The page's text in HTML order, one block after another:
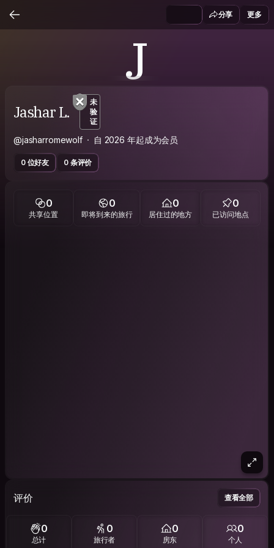
分享 更多
J
Jashar L.
未
验
证
@jasharromewolf 自 2026 年起成为会员
0 位好友 0 条评价
0
共享位置
0
即将到来的旅行
0
居住过的地方
0
已访问地点
评价 查看全部
0
总计
0
旅行者
0
房东
0
个人